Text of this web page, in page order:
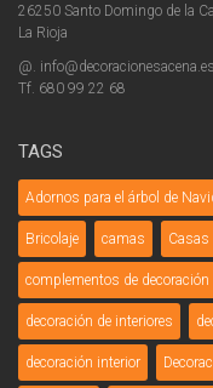
26250 Santo Domingo de la
La Rioja
@. info@decoracionesacena.es
Tf. 680 99 22 68
TAGS
Adornos para el árbol de
Bricolaje camas Casas
complementos de decoración
decoración de interiores
decoración interior